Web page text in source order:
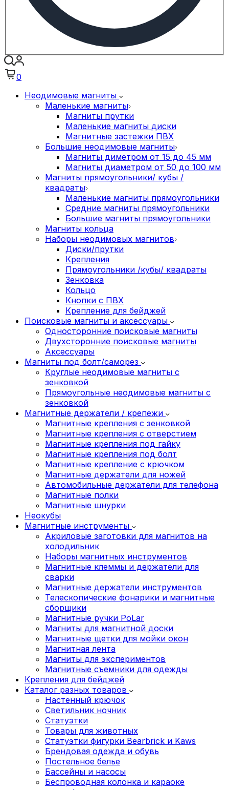
0
Неодимовые магниты
Маленькие магниты
Магниты прутки
Маленькие магниты диски
Магнитные застежки ПВХ
Большие неодимовые магниты
Магниты диметром от 15 до 45 мм
Магниты диаметром от 50 до 100 мм
Магниты прямоугольники/ кубы /
квадраты
Маленькие магниты прямоугольники
Средние магниты прямоугольники
Большие магниты прямоугольники
Магниты кольца
Наборы неодимовых магнитов
Диски/прутки
Крепления
Прямоугольники /кубы/ квадраты
Зенковка
Кольцо
Кнопки с ПВХ
Крепление для бейджей
Поисковые магниты и аксессуары
Односторонние поисковые магниты
Двухсторонние поисковые магниты
Аксессуары
Магниты под болт/саморез
Круглые неодимовые магниты с
зенковкой
Прямоугольные неодимовые магниты с
зенковкой
Магнитные держатели / крепежи
Магнитные крепления с зенковкой
Магнитные крепления с отверстием
Магнитные крепления под гайку
Магнитные крепления под болт
Магнитные крепление с крючком
Магнитные держатели для ножей
Автомобильные держатели для телефона
Магнитные полки
Магнитные шнурки
Неокубы
Магнитные инструменты
Акриловые заготовки для магнитов на
холодильник
Наборы магнитных инструментов
Магнитные клеммы и держатели для
сварки
Магнитные держатели инструментов
Телескопические фонарики и магнитные
сборщики
Магнитные ручки PoLar
Магниты для магнитной доски
Магнитные щетки для мойки окон
Магнитная лента
Магниты для экспериментов
Магнитные съемники для одежды
Крепления для бейджей
Каталог разных товаров
Настенный крючок
Светильник ночник
Статуэтки
Товары для животных
Статуэтки фигурки Bearbrick и Kaws
Брендовая одежда и обувь
Постельное белье
Бассейны и насосы
Беспроводная колонка и караоке